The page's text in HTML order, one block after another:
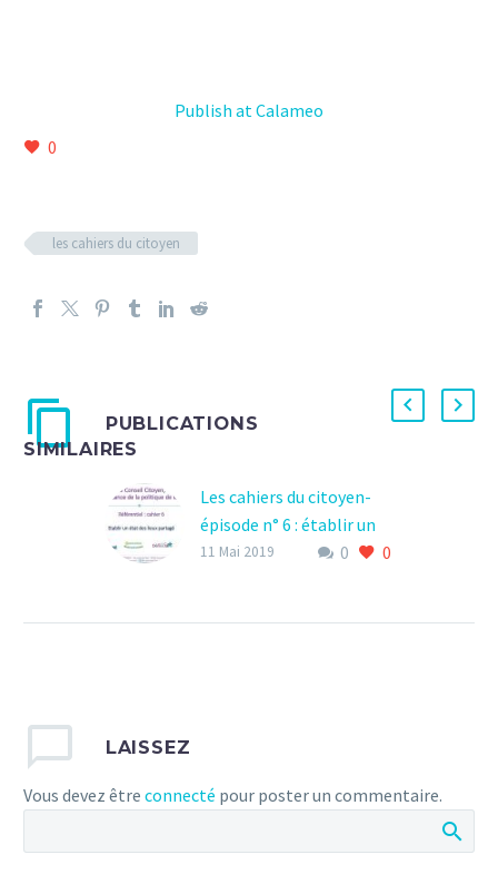
Publish at Calameo
0
les cahiers du citoyen
PUBLICATIONS
SIMILAIRES
Les cahiers du citoyen-
épisode n° 6 : établir un
état des lieux partagé
0 0
11 Mai 2019
LAISSEZ
Vous devez être connecté pour poster un commentaire.